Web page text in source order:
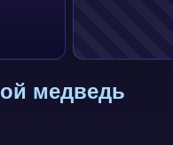
медведь